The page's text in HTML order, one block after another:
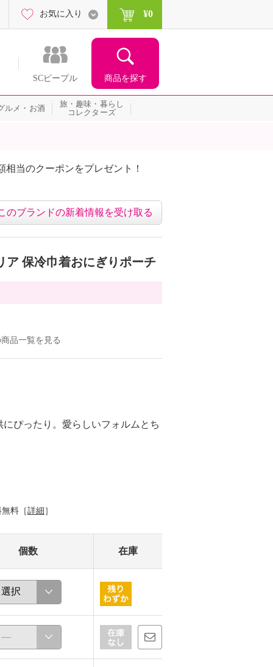
SCピープル 商品を探す
お気に入り ¥0
ルメ・お酒
旅・趣味・暮らし
コレクターズ
当のクーポンをプレゼント！
のブランドの新着情報を受け取る
ア 保冷巾着おにぎりポーチ
品一覧を見る
ぴったり。愛らしいフォルムとち
料［詳細 ］
個数 在庫